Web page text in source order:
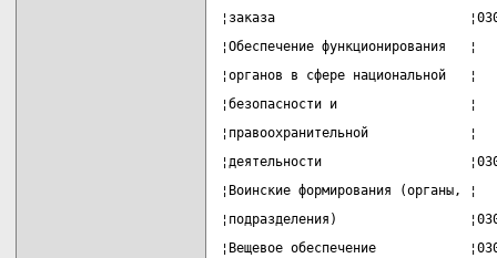
¦заказа
¦Обеспечение
¦органов в сфере
¦безопасности и
¦правоохранительной
¦деятельности
¦Воинские формирования
¦подразделения)
¦Вещевое обеспечение